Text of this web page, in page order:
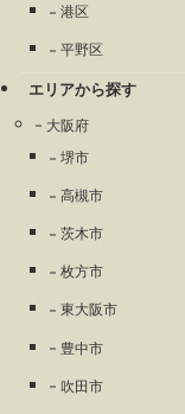
港区
平野区
エリアから探す
大阪府
堺市
高槻市
茨木市
枚方市
東大阪市
豊中市
吹田市